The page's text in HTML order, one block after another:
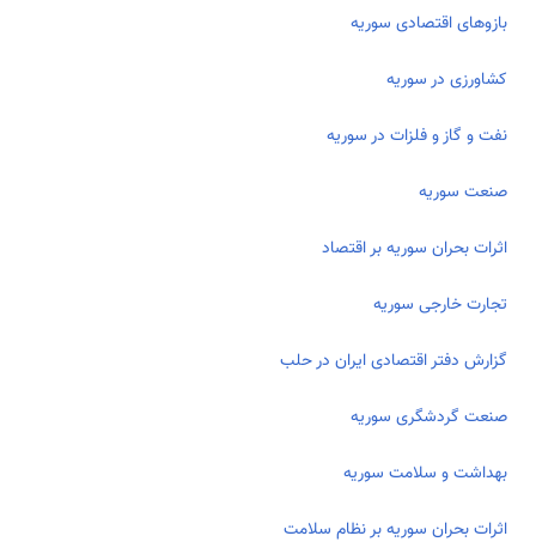
بازوهای اقتصادی سوریه
کشاورزی در سوریه
نفت و گاز و فلزات در سوریه
صنعت سوریه
اثرات بحران‌ سوریه بر اقتصاد
تجارت خارجی سوریه
گزارش دفتر اقتصادی ایران در حلب
صنعت گردشگری سوریه
بهداشت و سلامت سوریه
اثرات بحران سوریه بر نظام سلامت